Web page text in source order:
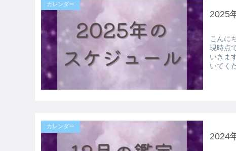
カレンダー
2025
こんにちは！ちろる
現時点で
いきますー！ 詳細決まり次第もっと詳しく
いてく
カレンダー
2024